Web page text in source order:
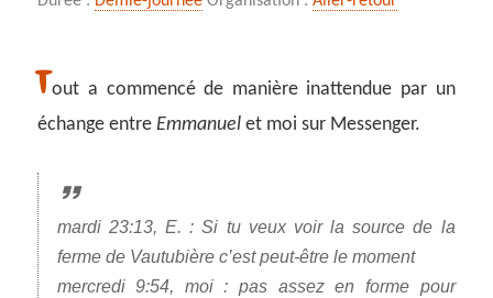
Tout a commencé de manière inattendue par un
échange entreEmmanuel et moi sur Messenger.
mardi 23:13, E. : Si tu veux voir la source de la
ferme de Vautubière c’est peut-être le moment
mercredi 9:54, moi : pas assez en forme pour